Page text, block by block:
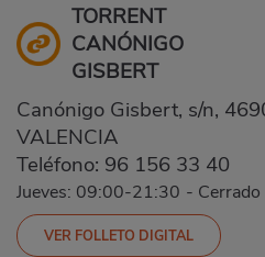
TORRENT
CANÓNIGO
GISBERT
Canónigo Gisbert, s/n,
VALENCIA
Teléfono: 96 156 33 40
Jueves: 09:00-21:30 - Cerrado
VER FOLLETO DIGITAL